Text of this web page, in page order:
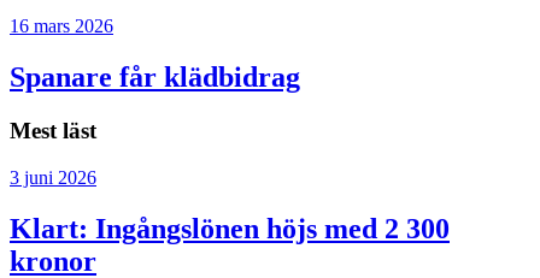
16 mars 2026
Spanare får klädbidrag
Mest läst
3 juni 2026
Klart: Ingångslönen höjs med 2 300
kronor